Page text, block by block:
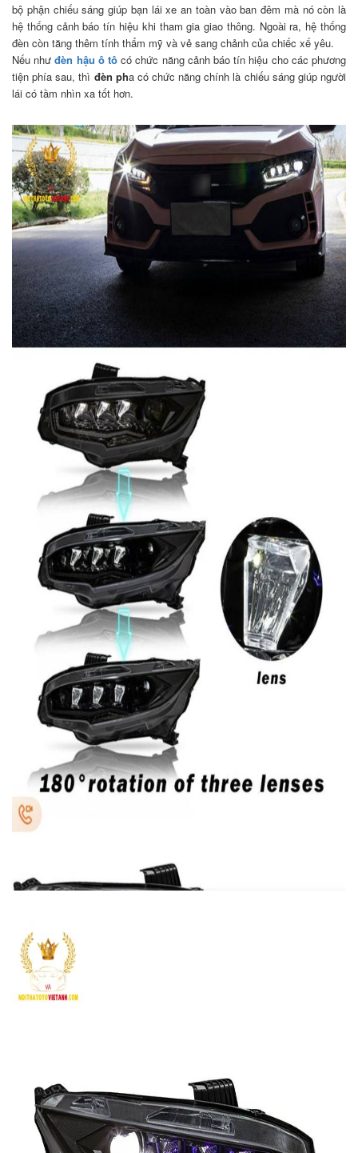
bộ phận chiếu sáng giúp bạn lái xe an toàn vào ban đêm mà nó còn là
hệ thống cảnh báo tín hiệu khi tham gia giao thông. Ngoài ra, hệ thống
đèn còn tăng thêm tính thẩm mỹ và vẻ sang chảnh của chiếc xế yêu.
Nếu nhưđèn hậu ô tô có chức năng cảnh báo tín hiệu cho các phương
tiện phía sau, thì đèn pha có chức năng chính là chiếu sáng giúp người
lái có tầm nhìn xa tốt hơn.